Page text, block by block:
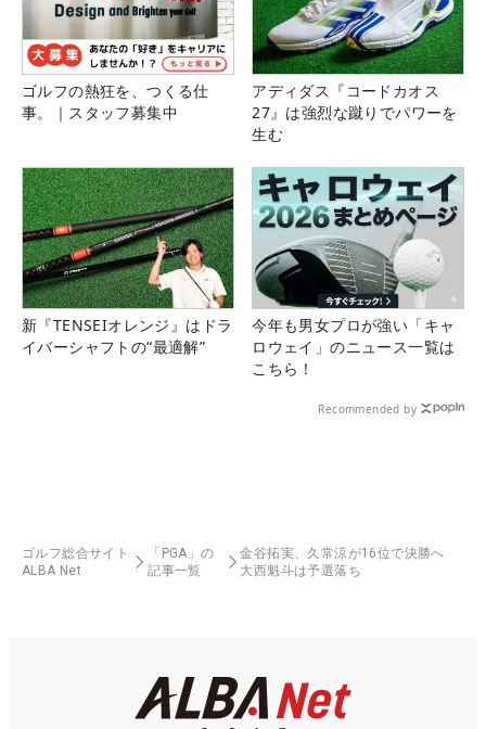
ゴルフの熱狂を、つくる仕
事。｜スタッフ募集中
アディダス『コードカオス
27』は強烈な蹴りでパワーを
生む
新『TENSEIオレンジ』はドラ
イバーシャフトの“最適解”
今年も男女プロが強い「キャ
ロウェイ」のニュース一覧は
こちら！
Recommended by
ゴルフ総合サイト
ALBA Net
「PGA」の
記事一覧
金谷拓実、久常涼が16位で決勝へ
大西魁斗は予選落ち